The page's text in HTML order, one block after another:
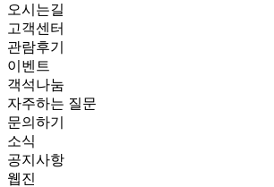
오시는길
고객센터
관람후기
이벤트
객석나눔
자주하는 질문
문의하기
소식
공지사항
웹진